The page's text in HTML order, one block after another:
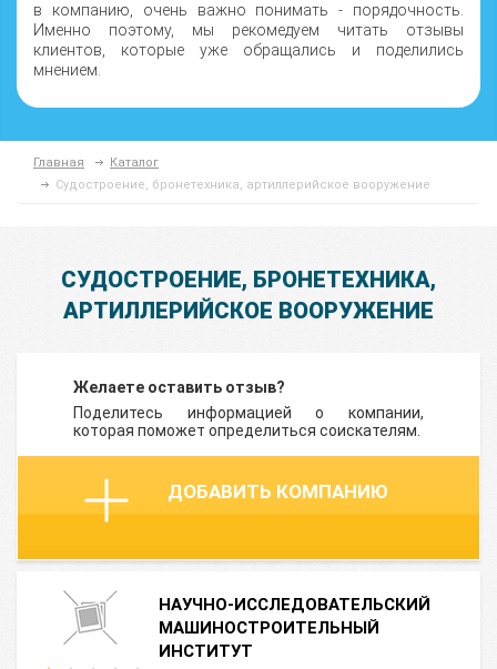
в компанию, очень важно понимать - порядочность.
Именно поэтому, мы рекомедуем читать отзывы
клиентов, которые уже обращались и поделились
мнением.
Главная
Каталог
Судостроение, бронетехника, артиллерийское вооружение
СУДОСТРОЕНИЕ, БРОНЕТЕХНИКА,
АРТИЛЛЕРИЙСКОЕ ВООРУЖЕНИЕ
Желаете оставить отзыв?
Поделитесь информацией о компании,
которая поможет определиться соискателям.
ДОБАВИТЬ КОМПАНИЮ
НАУЧНО-ИССЛЕДОВАТЕЛЬСКИЙ
МАШИНОСТРОИТЕЛЬНЫЙ
ИНСТИТУТ